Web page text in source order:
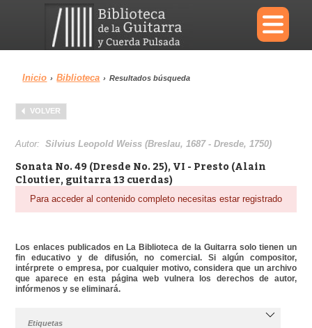
×
Menu
Biblioteca Diccionario
Área personal Reproductor
Inicio › Biblioteca › Resultados búsqueda
VOLVER
Autor:Silvius Leopold Weiss (Breslau, 1687 - Dresde, 1750)
Sonata No. 49 (Dresde No. 25), VI - Presto (Alain
Cloutier, guitarra 13 cuerdas)
Para acceder al contenido completo necesitas estar registrado
Los enlaces publicados en La Biblioteca de la Guitarra solo tienen un
fin educativo y de difusión, no comercial. Si algún compositor,
intérprete o empresa, por cualquier motivo, considera que un archivo
que aparece en esta página web vulnera los derechos de autor,
infórmenos y se eliminará.
Etiquetas